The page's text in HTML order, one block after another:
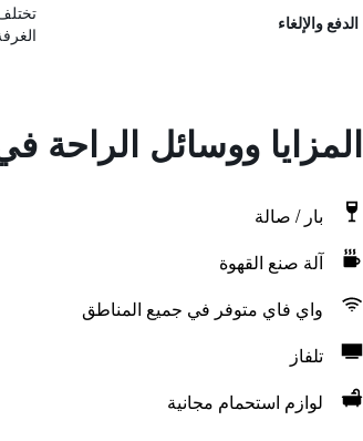
الدفع والإلغاء
المزايا ووسائل الراحة
بار / صالة
آلة صنع القهوة
واي فاي متوفر في جميع المناطق
تلفاز
لوازم استحمام مجانية